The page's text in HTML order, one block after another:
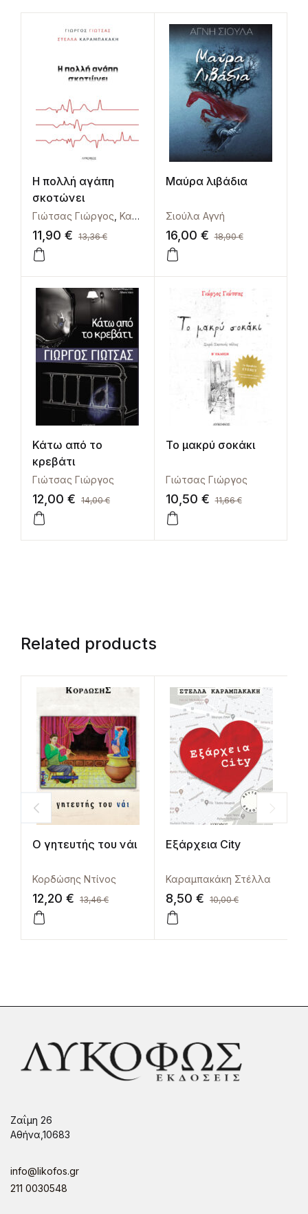
Η πολλή αγάπη
σκοτώνει
Γιώτσας Γιώργος Καραμπακάκη Στέλλα
11,90 € 13,36€
Μαύρα λιβάδια
Σιούλα Αγνή
16,00 € 18,90€
Κάτω από το
κρεβάτι
Γιώτσας Γιώργος
12,00 € 14,00€
Το μακρύ σοκάκι
Γιώτσας Γιώργος
10,50 € 11,66€
Related products
Ο γητευτής του νάι
Κορδώσης Ντίνος
12,20 € 13,46€
Εξάρχεια City
Καραμπακάκη Στέλλα
8,50 € 10,00€
Ζαΐμη 26
Αθήνα,10683
info@likofos.gr
211 0030548